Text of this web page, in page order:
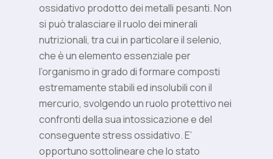
ossidativo prodotto dei metalli pesanti. Non
si può tralasciare il ruolo dei minerali
nutrizionali, tra cui in particolare il selenio,
che è un elemento essenziale per
l’organismo in grado di formare composti
estremamente stabili ed insolubili con il
mercurio, svolgendo un ruolo protettivo nei
confronti della sua intossicazione e del
conseguente stress ossidativo. E’
opportuno sottolineare che lo stato